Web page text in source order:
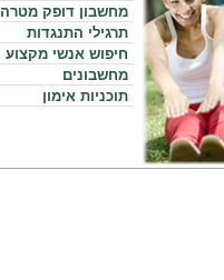
מחשבון דופק מטרה
תרגילי התנגדות
חיפוש אנשי מקצוע
מחשבונים
תוכניות אימון